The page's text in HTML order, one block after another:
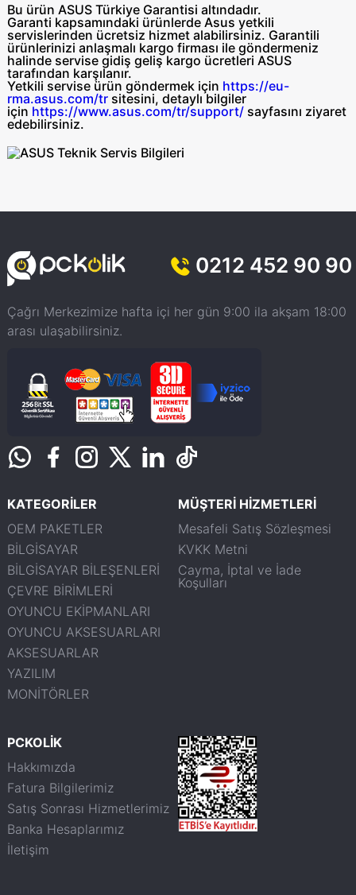
Bu ürün ASUS Türkiye Garantisi altındadır.
Garanti kapsamındaki ürünlerde Asus yetkili
servislerinden ücretsiz hizmet alabilirsiniz. Garantili
ürünlerinizi anlaşmalı kargo firması ile göndermeniz
halinde servise gidiş geliş kargo ücretleri ASUS
tarafından karşılanır.
Yetkili servise ürün göndermek için https://eu-
rma.asus.com/tr sitesini, detaylı bilgiler
için https://www.asus.com/tr/support/ sayfasını ziyaret
edebilirsiniz.
0212 452 90 90
Çağrı Merkezimize hafta içi her gün 9:00 ila akşam 18:00
arası ulaşabilirsiniz.
KATEGORİLER
OEM PAKETLER
BİLGİSAYAR
BİLGİSAYAR BİLEŞENLERİ
ÇEVRE BİRİMLERİ
OYUNCU EKİPMANLARI
OYUNCU AKSESUARLARI
AKSESUARLAR
YAZILIM
MONİTÖRLER
MÜŞTERİ HİZMETLERİ
Mesafeli Satış Sözleşmesi
KVKK Metni
Cayma, İptal ve İade
Koşulları
PCKOLİK
Hakkımızda
Fatura Bilgilerimiz
Satış Sonrası Hizmetlerimiz
Banka Hesaplarımız
İletişim